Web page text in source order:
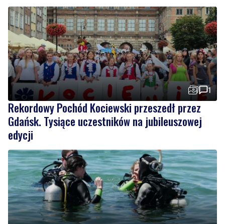
1
Rekordowy Pochód Kociewski przeszedł przez
Gdańsk. Tysiące uczestników na jubileuszowej
edycji